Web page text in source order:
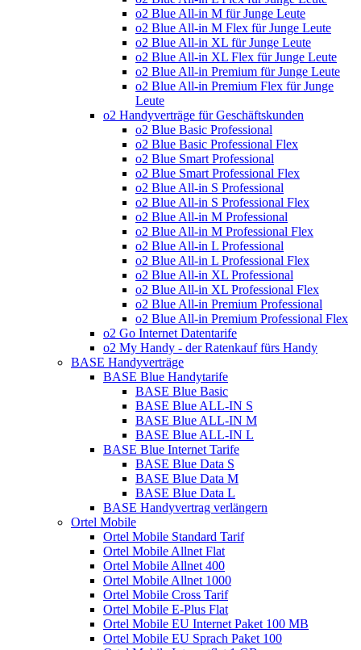
o2 Blue All-in M für Junge Leute
o2 Blue All-in M Flex für Junge Leute
o2 Blue All-in XL für Junge Leute
o2 Blue All-in XL Flex für Junge Leute
o2 Blue All-in Premium für Junge Leute
o2 Blue All-in Premium Flex für Junge
Leute
o2 Handyverträge für Geschäftskunden
o2 Blue Basic Professional
o2 Blue Basic Professional Flex
o2 Blue Smart Professional
o2 Blue Smart Professional Flex
o2 Blue All-in S Professional
o2 Blue All-in S Professional Flex
o2 Blue All-in M Professional
o2 Blue All-in M Professional Flex
o2 Blue All-in L Professional
o2 Blue All-in L Professional Flex
o2 Blue All-in XL Professional
o2 Blue All-in XL Professional Flex
o2 Blue All-in Premium Professional
o2 Blue All-in Premium Professional Flex
o2 Go Internet Datentarife
o2 My Handy - der Ratenkauf fürs Handy
BASE Handyverträge
BASE Blue Handytarife
BASE Blue Basic
BASE Blue ALL-IN S
BASE Blue ALL-IN M
BASE Blue ALL-IN L
BASE Blue Internet Tarife
BASE Blue Data S
BASE Blue Data M
BASE Blue Data L
BASE Handyvertrag verlängern
Ortel Mobile
Ortel Mobile Standard Tarif
Ortel Mobile Allnet Flat
Ortel Mobile Allnet 400
Ortel Mobile Allnet 1000
Ortel Mobile Cross Tarif
Ortel Mobile E-Plus Flat
Ortel Mobile EU Internet Paket 100 MB
Ortel Mobile EU Sprach Paket 100